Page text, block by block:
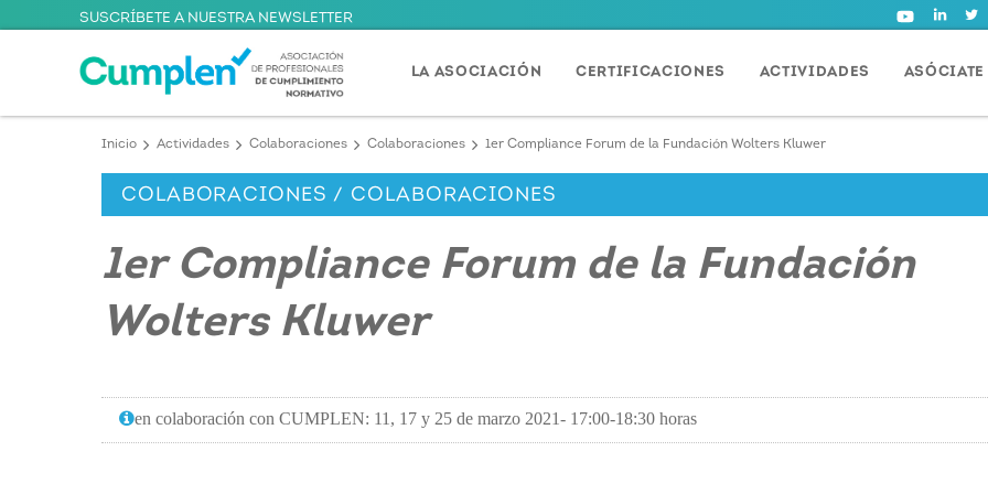
SUSCRÍBETE A NUESTRA NEWSLETTER
LA ASOCIACIÓN CERTIFICACIONES ACTIVIDADES ASÓCIATE
Inicio Actividades Colaboraciones Colaboraciones 1er Compliance Forum de la Fundación Wolters Kluwer
COLABORACIONES / COLABORACIONES
1er Compliance Forum de la Fundación
Wolters Kluwer
en colaboración con CUMPLEN: 11, 17 y 25 de marzo 2021- 17:00-18:30 horas